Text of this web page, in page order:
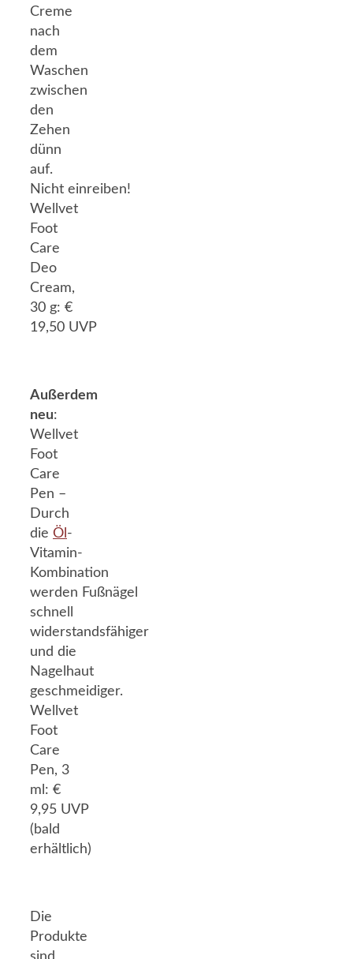
Creme
nach
dem
Waschen
zwischen
den
Zehen
dünn
auf.
Nicht einreiben!
Wellvet
Foot
Care
Deo
Cream,
30 g: €
19,50 UVP
Außerdem
neu:
Wellvet
Foot
Care
Pen –
Durch
die Öl -
Vitamin-
Kombination
werden Fußnägel
schnell
widerstandsfähiger
und die
Nagelhaut
geschmeidiger.
Wellvet
Foot
Care
Pen, 3
ml: €
9,95 UVP
(bald
erhältlich)
Die
Produkte